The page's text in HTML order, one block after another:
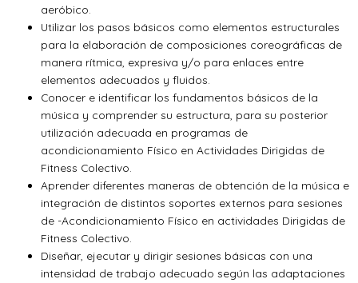
aeróbico.
Utilizar los pasos básicos como elementos estructurales
para la elaboración de composiciones coreográficas de
manera rítmica, expresiva y/o para enlaces entre
elementos adecuados y fluidos.
Conocer e identificar los fundamentos básicos de la
música y comprender su estructura, para su posterior
utilización adecuada en programas de
acondicionamiento Físico en Actividades Dirigidas de
Fitness Colectivo.
Aprender diferentes maneras de obtención de la música e
integración de distintos soportes externos para sesiones
de -Acondicionamiento Físico en actividades Dirigidas de
Fitness Colectivo.
Diseñar, ejecutar y dirigir sesiones básicas con una
intensidad de trabajo adecuado según las adaptaciones